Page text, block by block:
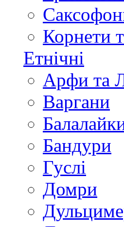
Корнети
Етнічні
Арфи та
Варгани
Бандури
Гуслі
Домри